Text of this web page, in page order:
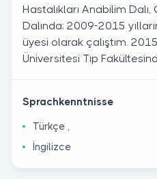
Hastalıkları Anabilim
Dalında; 2009-2015
üyesi olarak çalıştım.
Üniversitesi Tıp
Sprachkenntnisse
Türkçe ,
İngilizce